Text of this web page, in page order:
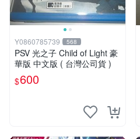
Y0860785739 568
PSV 光之子 Child of Light 豪
華版 中文版 ( 台灣公司貨 )
$600